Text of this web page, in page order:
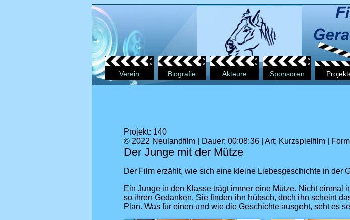
Verein Biografie Akteure Sponsoren
Projekt: 140
© 2022 Neulandfilm | Dauer: 00:08:36 | Art: Kurzspielfilm |
Der Junge mit der Mütze
Der Film erzählt, wie sich eine kleine Liebesgeschichte in der
Ein Junge in den Klasse trägt immer eine Mütze. Nicht einmal
so ihren Gedanken. Sie finden ihn hübsch, doch ihn scheint
Plan. Was für einen und wie die Geschichte ausgeht, seht es